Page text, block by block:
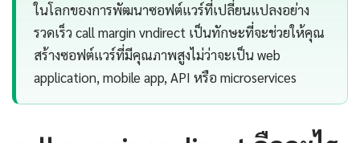
ในโลกของการพัฒนาซอฟต์แวร์ที่เปลี่ยนแปลงอย่าง
รวดเร็ว call margin vndirect เป็นทักษะที่จะช่วยให้คุณ
สร้างซอฟต์แวร์ที่มีคุณภาพสูงไม่ว่าจะเป็น web
application, mobile app, API หรือ microservices